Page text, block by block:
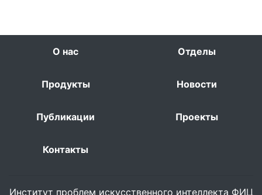
О нас Отделы
Продукты Новости
Публикации Проекты
Контакты
Институт проблем искусственного интеллекта ФИЦ